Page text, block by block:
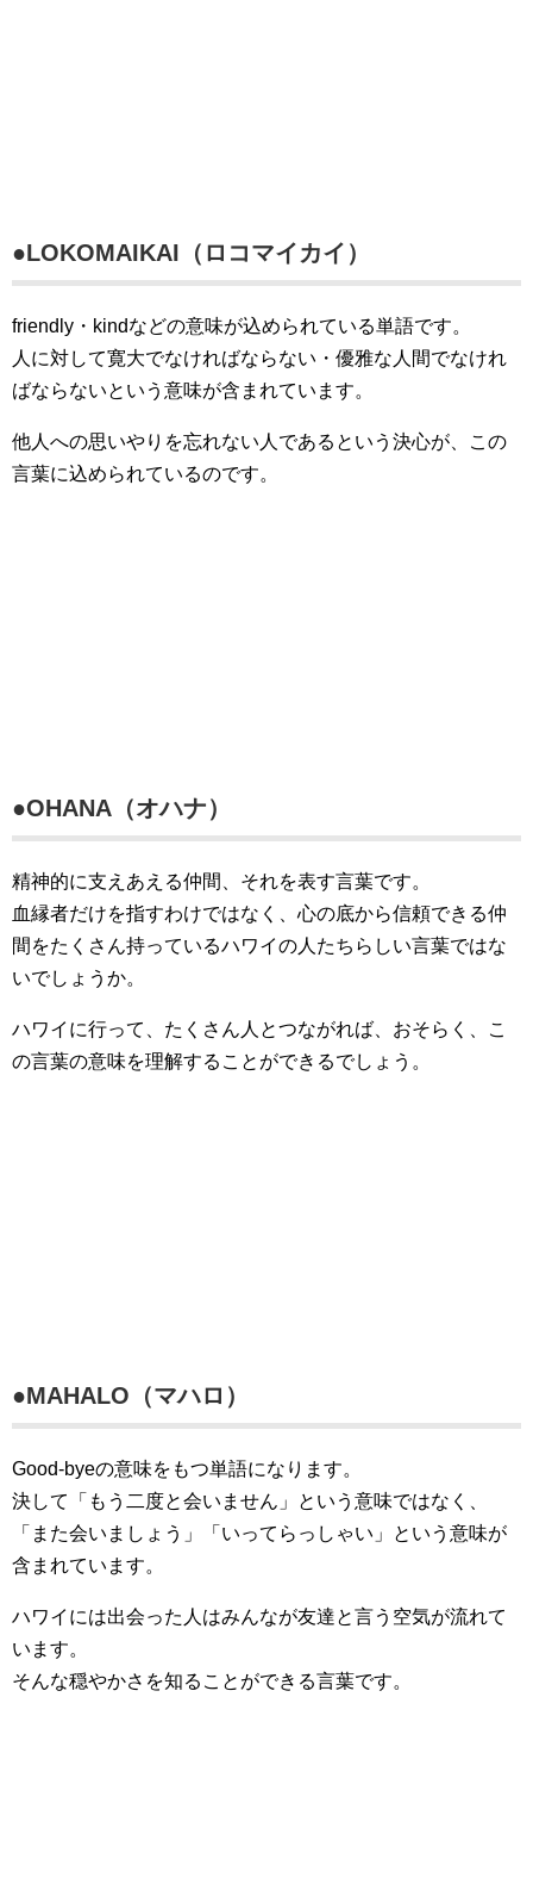
●LOKOMAIKAI（ロコマイカイ）
friendly・kindなどの意味が込められている単語です。
人に対して寛大でなければならない・優雅な人間でなけれ
ばならないという意味が含まれています。
他人への思いやりを忘れない人であるという決心が、この
言葉に込められているのです。
●OHANA（オハナ）
精神的に支えあえる仲間、それを表す言葉です。
血縁者だけを指すわけではなく、心の底から信頼できる仲
間をたくさん持っているハワイの人たちらしい言葉ではな
いでしょうか。
ハワイに行って、たくさん人とつながれば、おそらく、こ
の言葉の意味を理解することができるでしょう。
●MAHALO（マハロ）
Good-byeの意味をもつ単語になります。
決して「もう二度と会いません」という意味ではなく、
「また会いましょう」「いってらっしゃい」という意味が
含まれています。
ハワイには出会った人はみんなが友達と言う空気が流れて
います。
そんな穏やかさを知ることができる言葉です。